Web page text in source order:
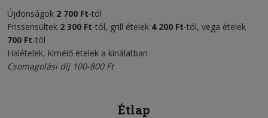
Újdonságok 2 700 Ft-tól
Frissensültek 2 300 Ft-tól, grill ételek 4 200 Ft-tól, vega ételek
700 Ft-tól
Halételek, kímélő ételek a kínálatban
Csomagolási díj 100-800 Ft
Étlap